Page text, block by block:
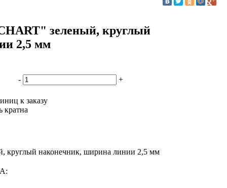
зеленый, круглый
2,5 мм
- +
к заказу
кратна
круглый наконечник, ширина линии 2,5 мм